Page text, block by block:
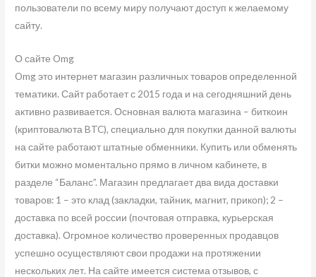
пользователи по всему миру получают доступ к желаемому
сайту.
О сайте Omg
Omg это интернет магазин различных товаров определенной
тематики. Сайт работает с 2015 года и на сегодняшний день
активно развивается. Основная валюта магазина – биткоин
(криптовалюта BTC), специально для покупки данной валюты
на сайте работают штатные обменники. Купить или обменять
битки можно моментально прямо в личном кабинете, в
разделе “Баланс”. Магазин предлагает два вида доставки
товаров: 1 – это клад (закладки, тайник, магнит, прикоп); 2 –
доставка по всей россии (почтовая отправка, курьерская
доставка). Огромное количество проверенных продавцов
успешно осуществляют свои продажи на протяжении
нескольких лет. На сайте имеется система отзывов, с